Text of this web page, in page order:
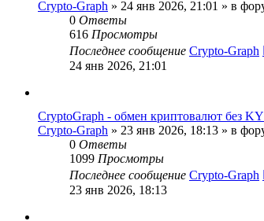
Crypto-Graph » 24 янв 2026, 21:01 » в
0 Ответы
616 Просмотры
Последнее сообщение Crypto-Graph
24 янв 2026, 21:01
CryptoGraph - обмен криптовалют без
Crypto-Graph » 23 янв 2026, 18:13 » в
0 Ответы
1099 Просмотры
Последнее сообщение Crypto-Graph
23 янв 2026, 18:13